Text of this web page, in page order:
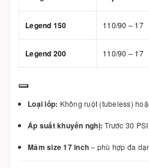
Legend 150 110/90 – 17
Legend 200 110/90 – 17
Loại lốp: Không ruột (tubeless)
Áp suất khuyến nghị: Trước 30
Mâm size 17 inch– phù hợp đa